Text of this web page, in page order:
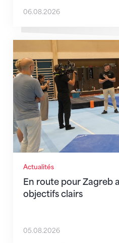
06.08.2026
Actualités
En route pour Zagreb
objectifs clairs
En route pour Zagreb
05.08.2026